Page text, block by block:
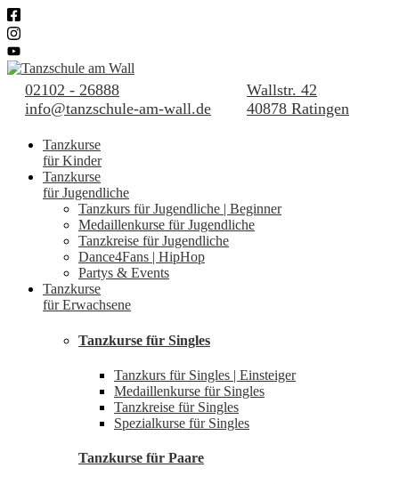
02102 - 26888
info@tanzschule-am-wall.de
Wallstr. 42
40878 Ratingen
Tanzkurse
für Kinder
Tanzkurse
für Jugendliche
Tanzkurs für Jugendliche | Beginner
Medaillenkurse für Jugendliche
Tanzkreise für Jugendliche
Dance4Fans | HipHop
Partys & Events
Tanzkurse
für Erwachsene
Tanzkurse für Singles
Tanzkurs für Singles | Einsteiger
Medaillenkurse für Singles
Tanzkreise für Singles
Spezialkurse für Singles
Tanzkurse für Paare